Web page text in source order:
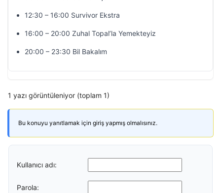
12:30 – 16:00 Survivor Ekstra
16:00 – 20:00 Zuhal Topal’la Yemekteyiz
20:00 – 23:30 Bil Bakalım
1 yazı görüntüleniyor (toplam 1)
Bu konuyu yanıtlamak için giriş yapmış olmalısınız.
Kullanıcı adı:
Parola: